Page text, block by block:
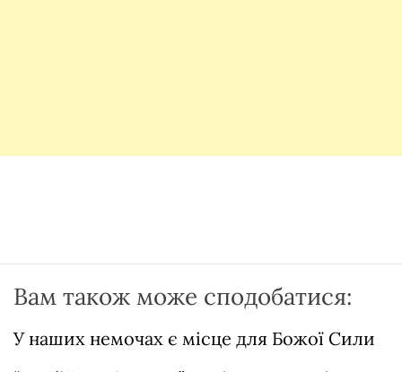
Вам також може сподобатися:
У наших немочах є місце для Божої Сили